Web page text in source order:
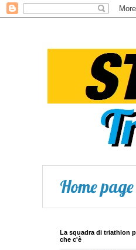
Home page
La squadra di triathlon
che c'è